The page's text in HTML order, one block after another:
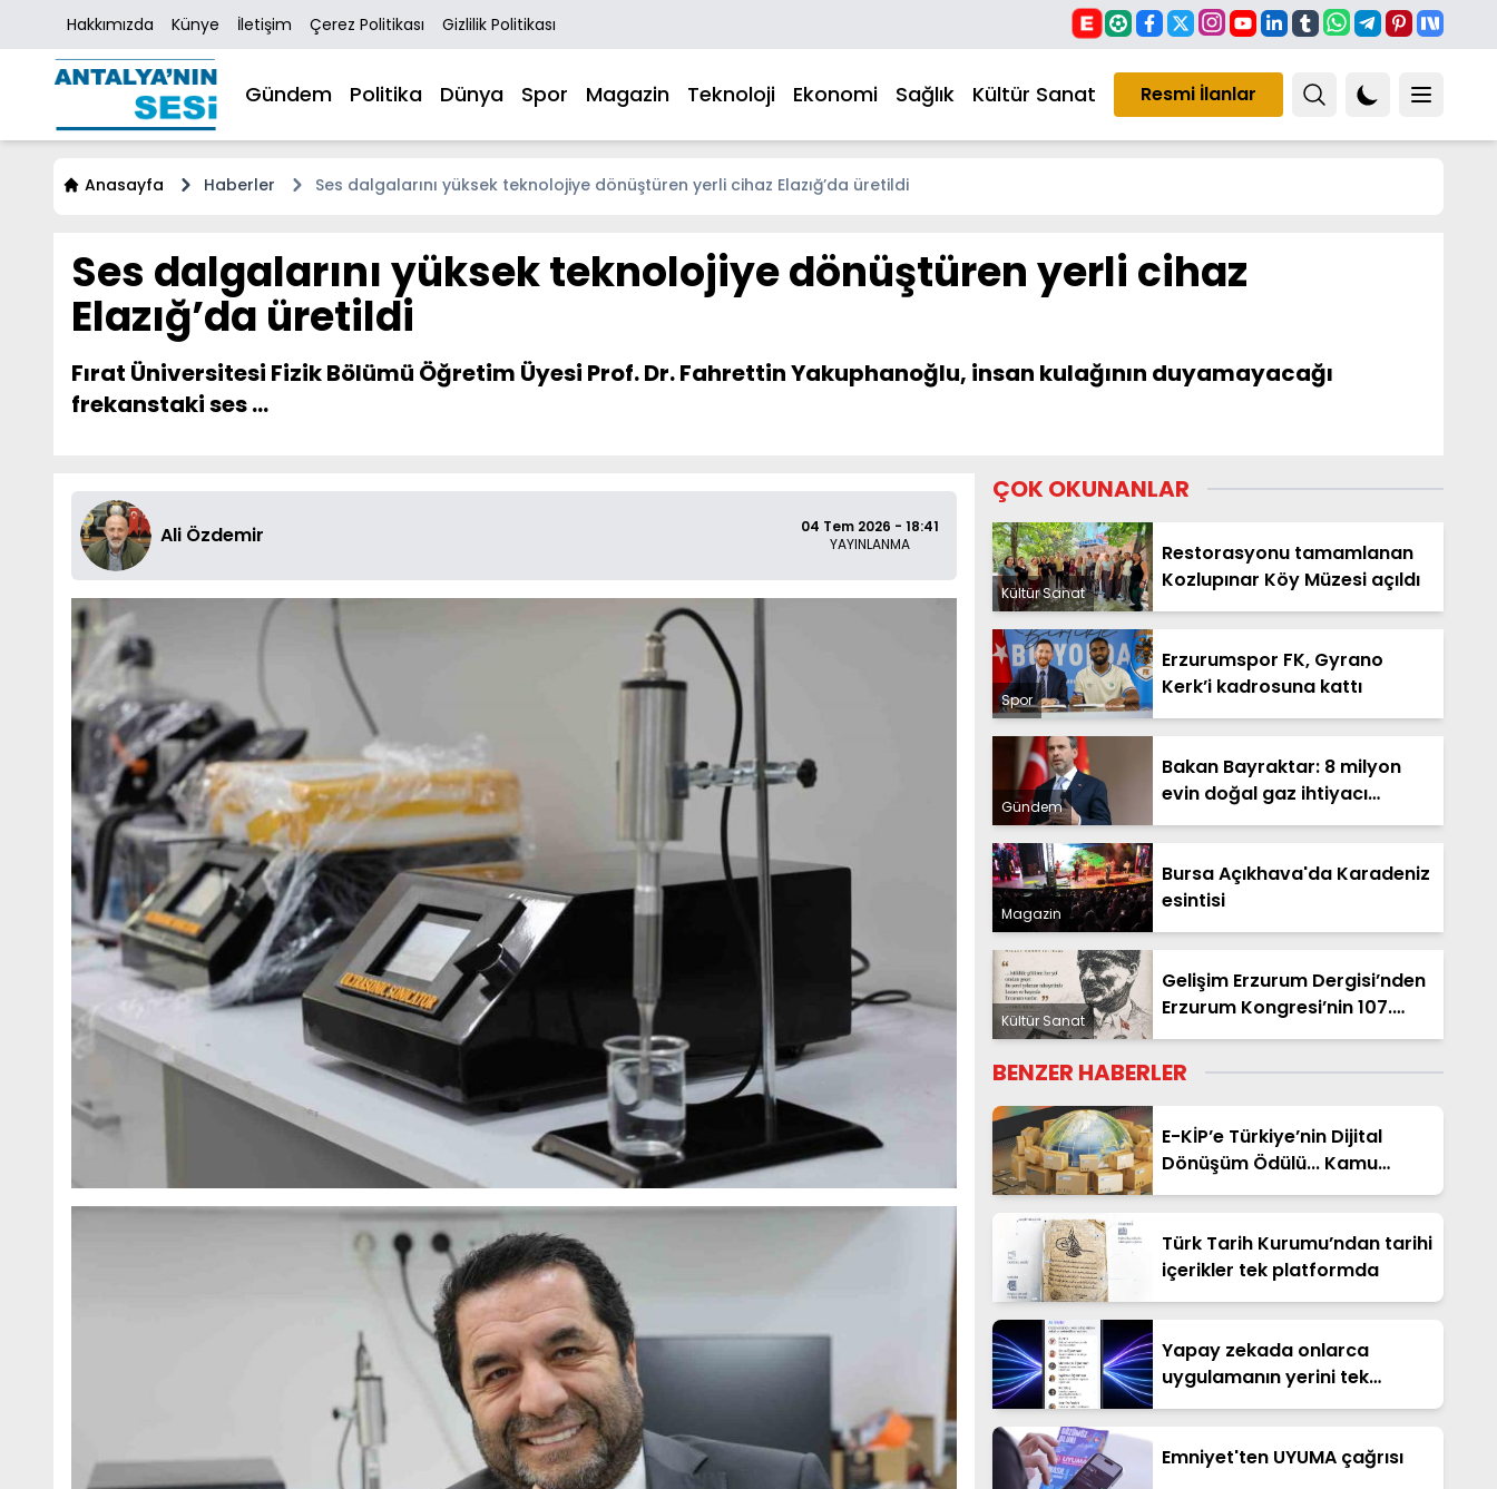
Hakkımızda Künye İletişim Çerez Politikası Gizlilik Politikası
Gündem Politika Dünya Spor Magazin Teknoloji Ekonomi Sağlık Kültür Sanat Resmi İlanlar
Anasayfa Haberler Ses dalgalarını yüksek teknolojiye dönüştüren yerli cihaz Elazığ’da üretildi
Ses dalgalarını yüksek teknolojiye dönüştüren yerli cihaz
Elazığ’da üretildi
Fırat Üniversitesi Fizik Bölümü Öğretim Üyesi Prof. Dr. Fahrettin Yakuphanoğlu, insan kulağının duyamayacağı
frekanstaki ses ...
Ali Özdemir
04 Tem 2026 - 18:41
YAYINLANMA
ÇOK OKUNANLAR
Kültür Sanat
Restorasyonu tamamlanan
Kozlupınar Köy Müzesi açıldı
Spor
Erzurumspor FK, Gyrano
Kerk’i kadrosuna kattı
Gündem
Bakan Bayraktar: 8 milyon
evin doğal gaz ihtiyacı
Sakarya Gaz Sahamızdan
Magazin
Bursa Açıkhava'da Karadeniz
esintisi
Kültür Sanat
Gelişim Erzurum Dergisi’nden
Erzurum Kongresi’nin 107.
yılına özel anlamlı sayı
BENZER HABERLER
E-KİP’e Türkiye’nin Dijital
Dönüşüm Ödülü... Kamu
kategorisinde zirvede
Türk Tarih Kurumu’ndan tarihi
içerikler tek platformda
Yapay zekada onlarca
uygulamanın yerini tek
asistan alabilir
Emniyet'ten UYUMA çağrısı